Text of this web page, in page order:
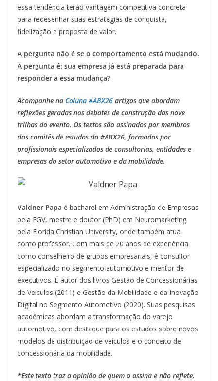
essa tendência terão vantagem competitiva concreta
para redesenhar suas estratégias de conquista,
fidelização e proposta de valor.
A pergunta não é se o comportamento está mudando.
A pergunta é: sua empresa já está preparada para
responder a essa mudança?
Acompanhe na Coluna #ABX26 artigos que abordam
reflexões geradas nos debates de construção das nove
trilhas do evento. Os textos são assinados por membros
dos comitês de estudos do #ABX26, formados por
profissionais especializados de consultorias, entidades e
empresas do setor automotivo e da mobilidade.
Valdner Papa é bacharel em Administração de Empresas
pela FGV, mestre e doutor (PhD) em Neuromarketing
pela Florida Christian University, onde também atua
como professor. Com mais de 20 anos de experiência
como conselheiro de grupos empresariais, é consultor
especializado no segmento automotivo e mentor de
executivos. É autor dos livros Gestão de Concessionárias
de Veículos (2011) e Gestão da Mobilidade e da Inovação
Digital no Segmento Automotivo (2020). Suas pesquisas
acadêmicas abordam a transformação do varejo
automotivo, com destaque para os estudos sobre novos
modelos de distribuição de veículos e o conceito de
concessionária da mobilidade.
*Este texto traz a opinião de quem o assina e não reflete,